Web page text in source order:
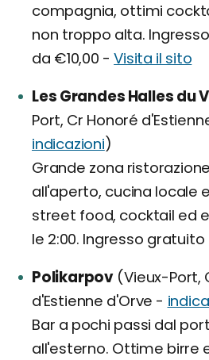
compagnia, ottimi
non troppo alta.
da €10,00 -Visita il sito
Les Grandes Halles du
Port, Cr Honoré
indicazioni)
Grande zona
all'aperto, cucina locale
street food, cocktail ed
le 2:00. Ingresso gratuito
Polikarpov (Vieux-Port,
d'Estienne d'Orve -
Bar a pochi passi dal
all'esterno. Ottime birre